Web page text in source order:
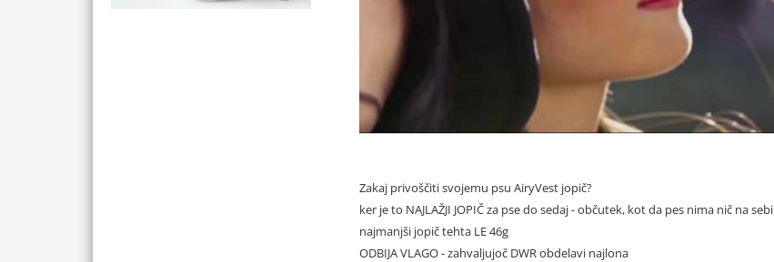
Zakaj privoščiti svojemu psu AiryVest jopič?
ker je to NAJLAŽJI JOPIČ za pse do sedaj - občutek, kot da pes nima nič na sebi
najmanjši jopič tehta LE 46g
ODBIJA VLAGO - zahvaljujoč DWR obdelavi najlona